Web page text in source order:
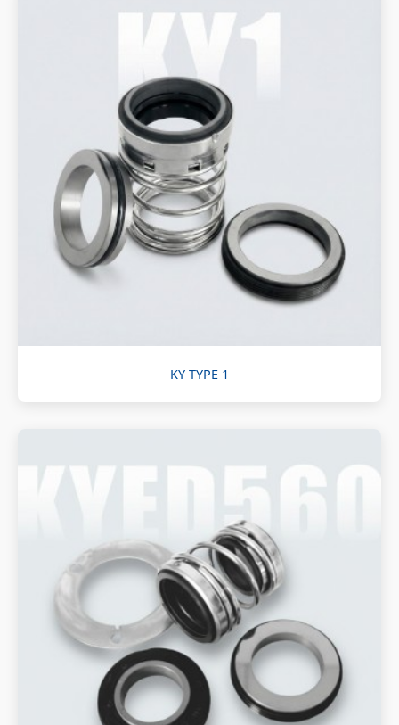
KY TYPE 1